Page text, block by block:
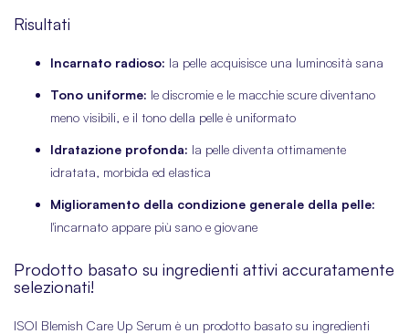
Risultati
Incarnato radioso: la pelle acquisisce una luminosità sana
Tono uniforme: le discromie e le macchie scure diventano
meno visibili, e il tono della pelle è uniformato
Idratazione profonda: la pelle diventa ottimamente
idratata, morbida ed elastica
Miglioramento della condizione generale della pelle:
l'incarnato appare più sano e giovane
Prodotto basato su ingredienti attivi accuratamente
selezionati!
ISOI Blemish Care Up Serum è un prodotto basato su ingredienti